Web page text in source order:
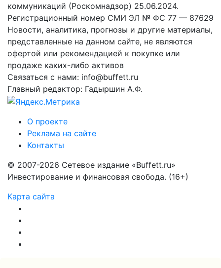
коммуникаций (Роскомнадзор) 25.06.2024.
Регистрационный номер СМИ ЭЛ № ФС 77 — 87629
Новости, аналитика, прогнозы и другие материалы,
представленные на данном сайте, не являются
офертой или рекомендацией к покупке или
продаже каких-либо активов
Связаться с нами: info@buffett.ru
Главный редактор: Гадыршин А.Ф.
О проекте
Реклама на сайте
Контакты
© 2007-2026 Сетевое издание «Buffett.ru»
Инвестирование и финансовая свобода. (16+)
Карта сайта